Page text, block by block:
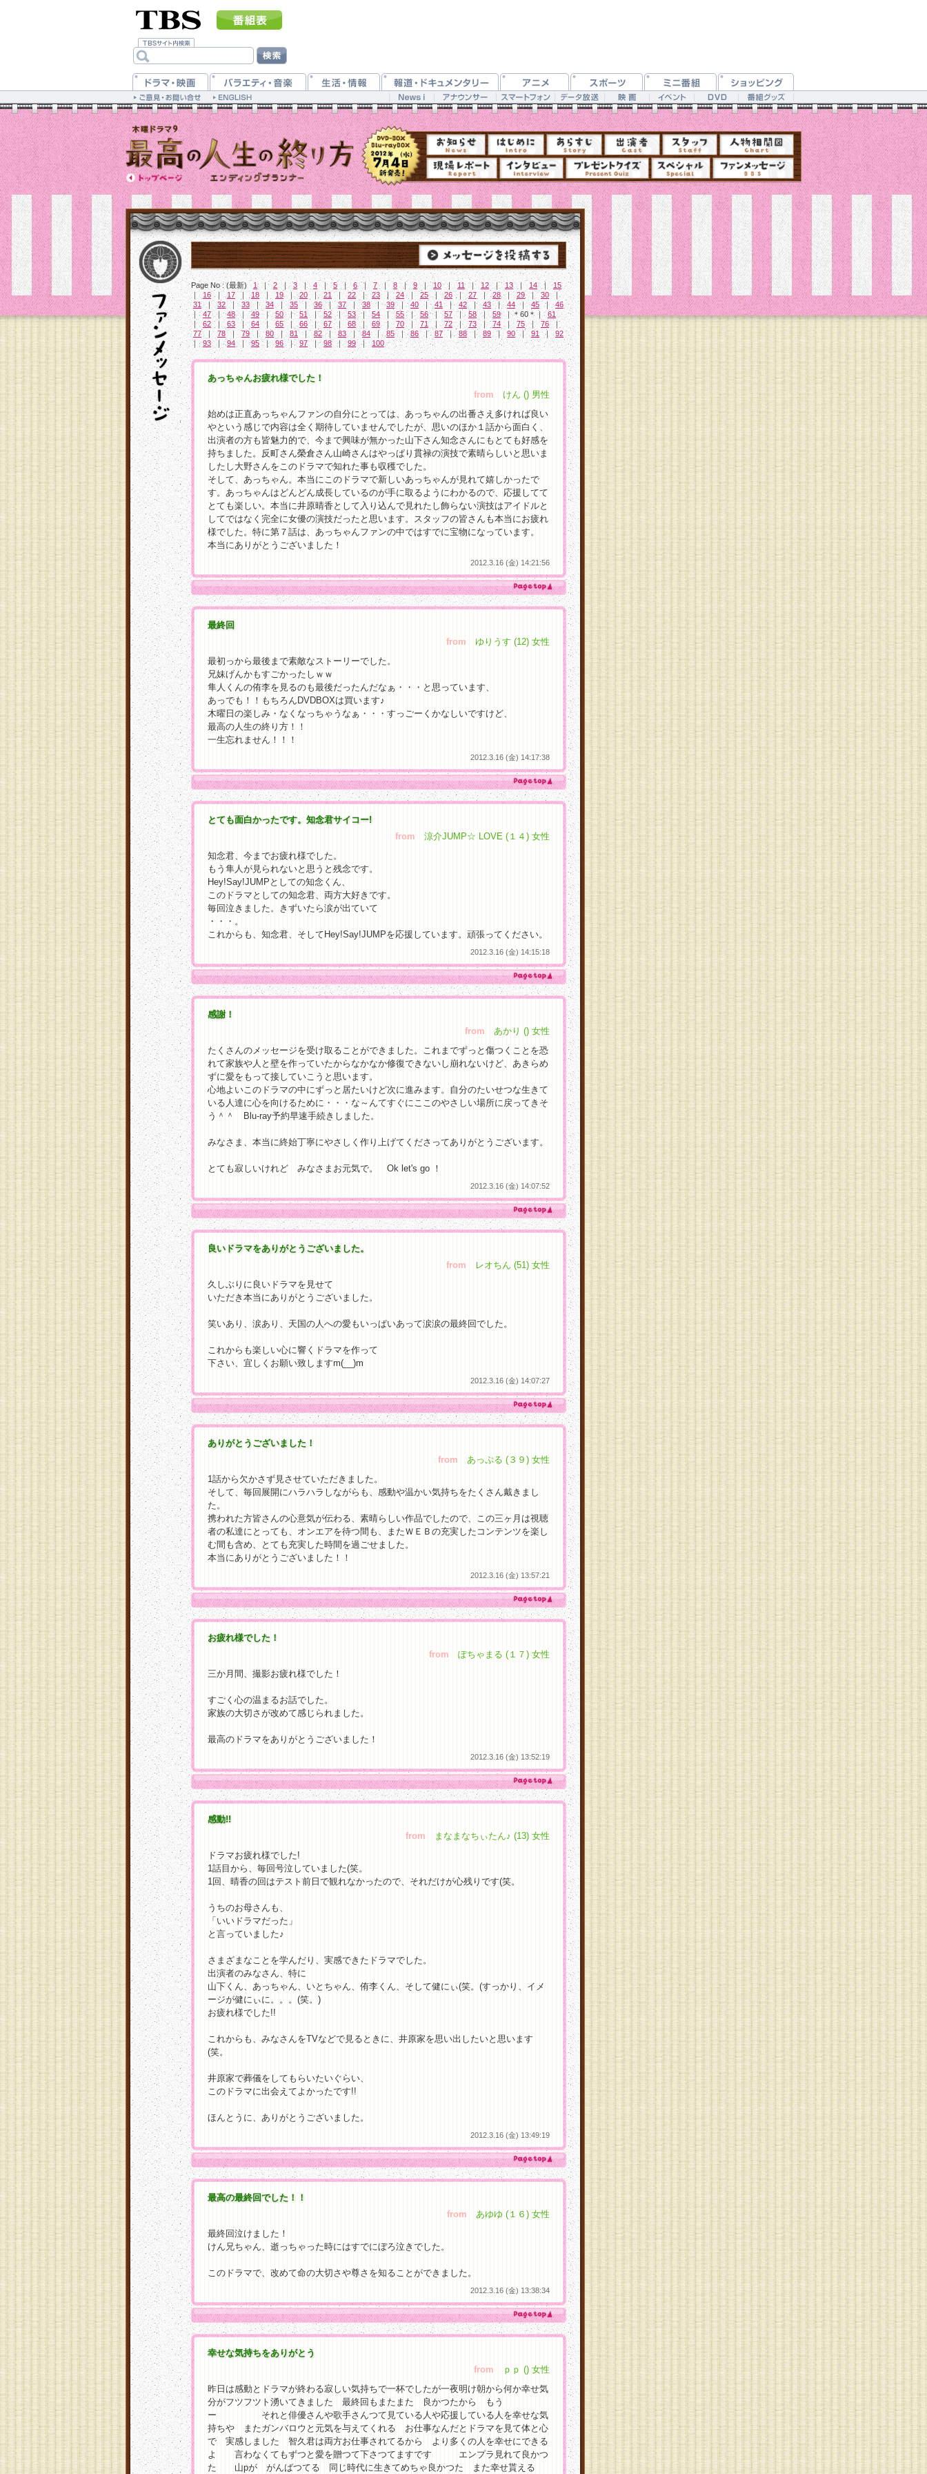
Page No : (最新) 1 ｜ 2 ｜ 3 ｜ 4 ｜ 5 ｜ 6 ｜ 7 ｜ 8 ｜ 9 ｜ 10 ｜ 11 ｜ 12 ｜ 13 ｜ 14 ｜ 15
｜ 16 ｜ 17 ｜ 18 ｜ 19 ｜ 20 ｜ 21 ｜ 22 ｜ 23 ｜ 24 ｜ 25 ｜ 26 ｜ 27 ｜ 28 ｜ 29 ｜ 30
｜
31
｜ 32 ｜ 33 ｜ 34 ｜ 35 ｜ 36 ｜ 37 ｜ 38 ｜ 39 ｜ 40 ｜ 41 ｜ 42 ｜ 43 ｜ 44 ｜ 45 ｜
46
｜ 47 ｜ 48 ｜ 49 ｜ 50 ｜ 51 ｜ 52 ｜ 53 ｜ 54 ｜ 55 ｜ 56 ｜ 57 ｜ 58 ｜ 59 ｜＊60＊｜ 61
｜
62 ｜ 63 ｜ 64 ｜ 65 ｜ 66 ｜ 67 ｜ 68 ｜ 69 ｜ 70 ｜ 71 ｜ 72 ｜ 73 ｜ 74 ｜ 75 ｜ 76
｜
77
｜ 78 ｜ 79 ｜ 80 ｜ 81 ｜ 82 ｜ 83 ｜ 84 ｜ 85 ｜ 86 ｜ 87 ｜ 88 ｜ 89 ｜ 90 ｜ 91 ｜
92
｜ 93 ｜ 94 ｜ 95 ｜ 96 ｜ 97 ｜ 98 ｜ 99 ｜ 100
あっちゃんお疲れ様でした！
from けん () 男性
始めは正直あっちゃんファンの自分にとっては、あっちゃんの出番さえ多ければ良い
やという感じで内容は全く期待していませんでしたが、思いのほか１話から面白く、
出演者の方も皆魅力的で、今まで興味が無かった山下さん知念さんにもとても好感を
持ちました。反町さん榮倉さん山崎さんはやっぱり貫禄の演技で素晴らしいと思いま
したし大野さんをこのドラマで知れた事も収穫でした。
そして、あっちゃん。本当にこのドラマで新しいあっちゃんが見れて嬉しかったで
す。あっちゃんはどんどん成長しているのが手に取るようにわかるので、応援してて
とても楽しい。本当に井原晴香として入り込んで見れたし飾らない演技はアイドルと
してではなく完全に女優の演技だったと思います。スタッフの皆さんも本当にお疲れ
様でした。特に第７話は、あっちゃんファンの中ではすでに宝物になっています。
本当にありがとうございました！
2012.3.16 (金) 14:21:56
最終回
from ゆりうす (12) 女性
最初っから最後まで素敵なストーリーでした。
兄妹げんかもすごかったしｗｗ
隼人くんの侑李を見るのも最後だったんだなぁ・・・と思っています、
あっでも！！もちろんDVDBOXは買います♪
木曜日の楽しみ・なくなっちゃうなぁ・・・すっごーくかなしいですけど、
最高の人生の終り方！！
一生忘れません！！！
2012.3.16 (金) 14:17:38
とても面白かったです。知念君サイコー!
from 涼介JUMP☆ LOVE (１４) 女性
知念君、今までお疲れ様でした。
もう隼人が見られないと思うと残念です。
Hey!Say!JUMPとしての知念くん、
このドラマとしての知念君、両方大好きです。
毎回泣きました。きずいたら涙が出ていて
・・・。
これからも、知念君、そしてHey!Say!JUMPを応援しています。頑張ってください。
2012.3.16 (金) 14:15:18
感謝！
from あかり () 女性
たくさんのメッセージを受け取ることができました。これまでずっと傷つくことを恐
れて家族や人と壁を作っていたからなかなか修復できないし崩れないけど、あきらめ
ずに愛をもって接していこうと思います。
心地よいこのドラマの中にずっと居たいけど次に進みます。自分のたいせつな生きて
いる人達に心を向けるために・・・な～んてすぐにここのやさしい場所に戻ってきそ
う＾＾ Blu-ray予約早速手続きしました。
みなさま、本当に終始丁寧にやさしく作り上げてくださってありがとうございます。
とても寂しいけれど みなさまお元気で。 Ok let's go ！
2012.3.16 (金) 14:07:52
良いドラマをありがとうございました。
from レオちん (51) 女性
久しぶりに良いドラマを見せて
いただき本当にありがとうございました。
笑いあり、涙あり、天国の人への愛もいっぱいあって涙涙の最終回でした。
これからも楽しい心に響くドラマを作って
下さい、宜しくお願い致しますm(__)m
2012.3.16 (金) 14:07:27
ありがとうございました！
from あっぷる (３９) 女性
1話から欠かさず見させていただきました。
そして、毎回展開にハラハラしながらも、感動や温かい気持ちをたくさん戴きまし
た。
携われた方皆さんの心意気が伝わる、素晴らしい作品でしたので、この三ヶ月は視聴
者の私達にとっても、オンエアを待つ間も、またＷＥＢの充実したコンテンツを楽し
む間も含め、とても充実した時間を過ごせました。
本当にありがとうございました！！
2012.3.16 (金) 13:57:21
お疲れ様でした！
from ぽちゃまる (１７) 女性
三か月間、撮影お疲れ様でした！
すごく心の温まるお話でした。
家族の大切さが改めて感じられました。
最高のドラマをありがとうございました！
2012.3.16 (金) 13:52:19
感動!!
from まなまなちぃたん♪ (13) 女性
ドラマお疲れ様でした!
1話目から、毎回号泣していました(笑。
1回、晴香の回はテスト前日で観れなかったので、それだけが心残りです(笑。
うちのお母さんも、
「いいドラマだった」
と言っていました♪
さまざまなことを学んだり、実感できたドラマでした。
出演者のみなさん、特に
山下くん、あっちゃん、いとちゃん、侑李くん、そして健にぃ(笑。(すっかり、イメ
ージが健にぃに。。。(笑。)
お疲れ様でした!!
これからも、みなさんをTVなどで見るときに、井原家を思い出したいと思います
(笑。
井原家で葬儀をしてもらいたいぐらい、
このドラマに出会えてよかったです!!
ほんとうに、ありがとうございました。
2012.3.16 (金) 13:49:19
最高の最終回でした！！
from あゆゆ (１６) 女性
最終回泣けました！
けん兄ちゃん、逝っちゃった時にはすでにぼろ泣きでした。
このドラマで、改めて命の大切さや尊さを知ることができました。
2012.3.16 (金) 13:38:34
幸せな気持ちをありがとう
from ｐｐ () 女性
昨日は感動とドラマが終わる寂しい気持ちで一杯でしたが一夜明け朝から何か幸せ気
分がフツフツト湧いてきました 最終回もまたまた 良かつたから もう
ー それと俳優さんや歌手さんつて見ている人や応援している人を幸せな気
持ちや またガンバロウと元気を与えてくれる お仕事なんだとドラマを見て体と心
で 実感しました 智久君は両方お仕事されてるから より多くの人を幸せにできる
よ 言わなくてもずつと愛を贈つて下さつてますです エンプラ見れて良かつ
た 山pが がんばつてる 同じ時代に生きてめちゃ良かつた また幸せ貰える